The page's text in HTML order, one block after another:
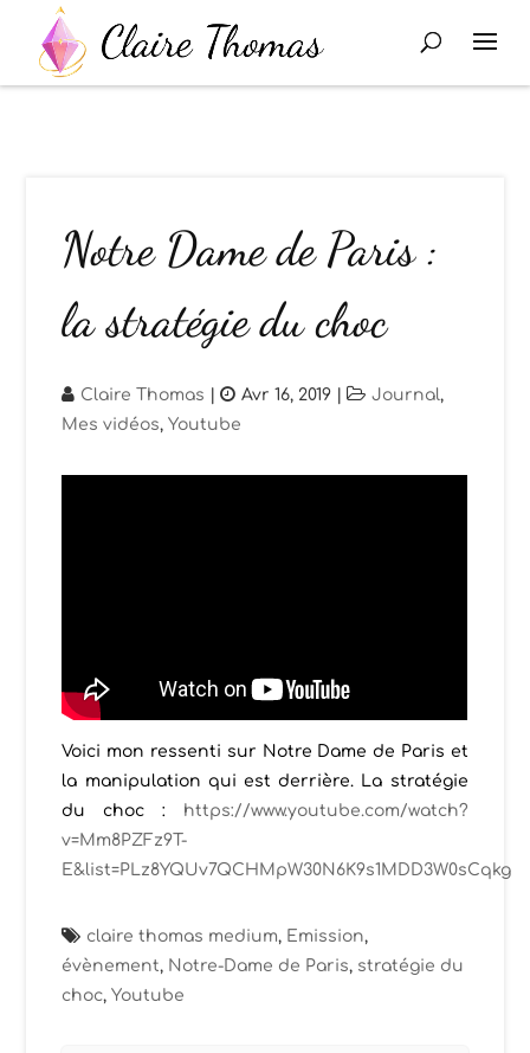
Notre Dame de Paris :
la stratégie du choc
Claire Thomas | Avr 16, 2019 | Journal,
Mes vidéos,Youtube
Voici mon ressenti sur Notre Dame de Paris et
la manipulation qui est derrière. La stratégie
du choc : https://www.youtube.com/watch?
v=Mm8PZFz9T-
E&list=PLz8YQUv7QCHMpW30N6K9s1MDD3W0sCqkg
claire thomas medium, Emission,
évènement, Notre-Dame de Paris, stratégie du
choc,Youtube